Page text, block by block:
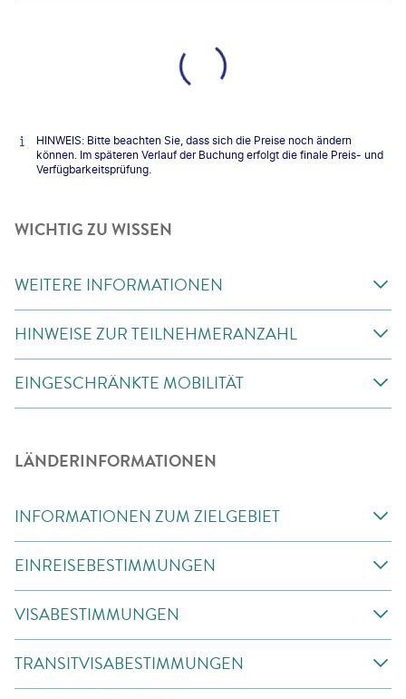
HINWEIS: Bitte beachten Sie, dass sich die Preise noch ändern
können. Im späteren Verlauf der Buchung erfolgt die finale Preis- und
Verfügbarkeitsprüfung.
WICHTIG ZU WISSEN
WEITERE INFORMATIONEN
HINWEISE ZUR TEILNEHMERANZAHL
EINGESCHRÄNKTE MOBILITÄT
LÄNDERINFORMATIONEN
INFORMATIONEN ZUM ZIELGEBIET
EINREISEBESTIMMUNGEN
VISABESTIMMUNGEN
TRANSITVISABESTIMMUNGEN